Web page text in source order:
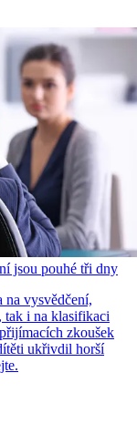
jsou pouhé tři dny
na vysvědčení,
tak i na klasifikaci
zkoušek
ukřivdil horší